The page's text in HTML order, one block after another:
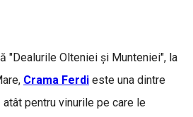
"Dealurile Olteniei și Munteniei", la
Crama Ferdi este una dintre
pentru vinurile pe care le